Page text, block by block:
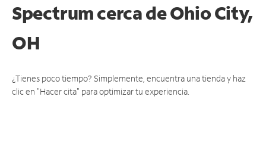
Spectrumcerca de Ohio City,
OH
¿Tienes poco tiempo? Simplemente, encuentra una tienda y haz
clic en "Hacer cita" para optimizar tu experiencia.